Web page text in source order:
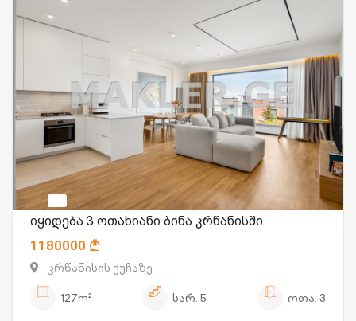
იყიდება 3 ოთახიანი ბინა კრწანისში
1180000
კრწანისის ქუჩაზე
127m²
სარ. 5 ოთა. 3